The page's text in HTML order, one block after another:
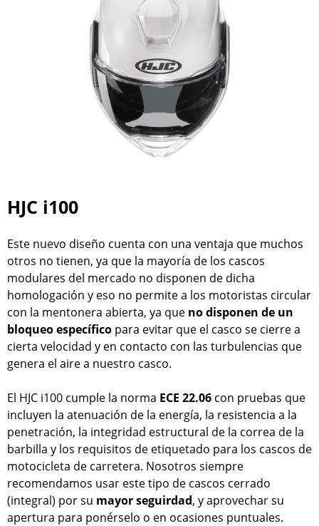
HJC i100
Este nuevo diseño cuenta con una ventaja que muchos
otros no tienen, ya que la mayoría de los cascos
modulares del mercado no disponen de dicha
homologación y eso no permite a los motoristas circular
con la mentonera abierta, ya que no disponen de un
bloqueo específico para evitar que el casco se cierre a
cierta velocidad y en contacto con las turbulencias que
genera el aire a nuestro casco.
El HJC i100 cumple la norma ECE 22.06 con pruebas que
incluyen la atenuación de la energía, la resistencia a la
penetración, la integridad estructural de la correa de la
barbilla y los requisitos de etiquetado para los cascos de
motocicleta de carretera. Nosotros siempre
recomendamos usar este tipo de cascos cerrado
(integral) por su mayor seguirdad, y aprovechar su
apertura para ponérselo o en ocasiones puntuales.